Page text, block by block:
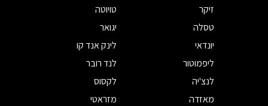
זיקר
טויוטה
טסלה
יגואר
יונדאי
לינק אנד קו
ליפמוטור
לנד רובר
לנצ'יה
לקסוס
מאזדה
מזראטי